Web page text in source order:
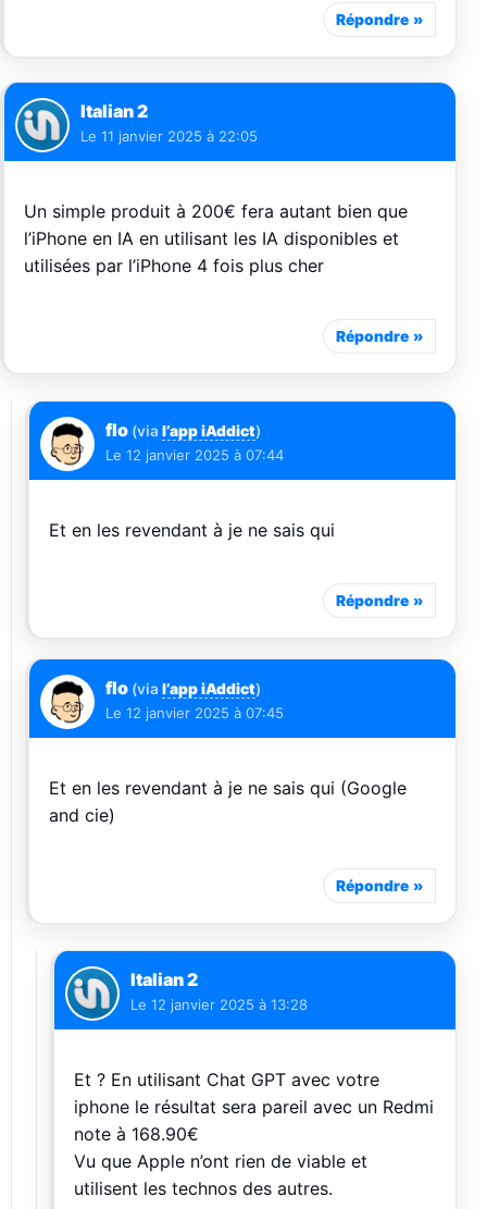
Répondre
Italian 2
Le 11 janvier 2025 à 22:05
Un simple produit à 200€ fera autant bien que
l’iPhone en IA en utilisant les IA disponibles et
utilisées par l’iPhone 4 fois plus cher
Répondre
flo (via l’app iAddict)
Le 12 janvier 2025 à 07:44
Et en les revendant à je ne sais qui
Répondre
flo (via l’app iAddict)
Le 12 janvier 2025 à 07:45
Et en les revendant à je ne sais qui (Google
and cie)
Répondre
Italian 2
Le 12 janvier 2025 à 13:28
Et ? En utilisant Chat GPT avec votre
iphone le résultat sera pareil avec un Redmi
note à 168.90€
Vu que Apple n’ont rien de viable et
utilisent les technos des autres.